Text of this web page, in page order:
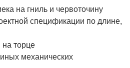
на гниль и червоточину
спецификации по длине,
торце
механических